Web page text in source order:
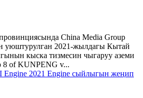
China Media Group
уюштурулган 2021-жылдагы Кытай
кыска тизмесин чыгаруу аземи
8 of KUNPENG v...